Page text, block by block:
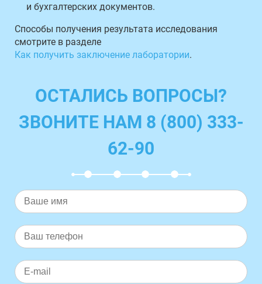
и бухгалтерских документов.
Способы получения результата исследования
смотрите в разделе
Как получить заключение лаборатории.
ОСТАЛИСЬ ВОПРОСЫ?
ЗВОНИТЕ НАМ 8 (800) 333-
62-90